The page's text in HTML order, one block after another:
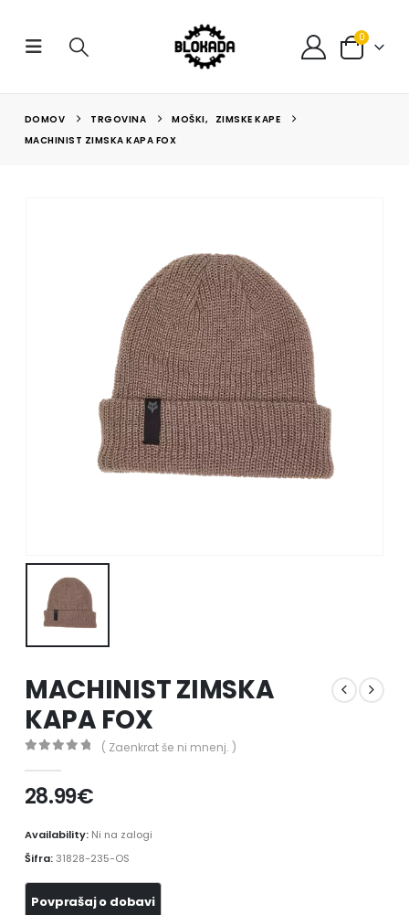
0
DOMOV TRGOVINA MOŠKI,
ZIMSKE KAPE
MACHINIST ZIMSKA KAPA FOX
MACHINIST ZIMSKA
KAPA FOX
( Zaenkrat še ni mnenj. )
28.99€
Availability: Ni na zalogi
Šifra:31828-235-OS